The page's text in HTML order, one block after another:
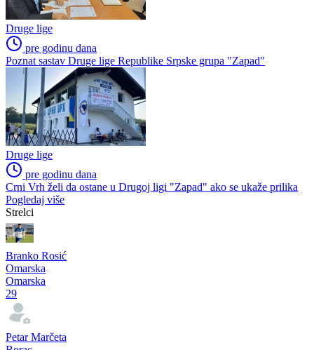
Druge lige
pre godinu dana
Stefan Milojević i Anri Čkikvadze nova pojačanja trnske Sloge
Druge lige
pre godinu dana
Sloga iz Trna počela pripreme za novu sezonu
Druge lige
Poznat sastav Druge lige Republike Srpske grupa "Zapad"